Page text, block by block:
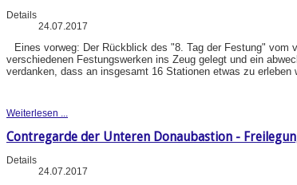
Details
24.07.2017
Eines vorweg: Der Rückblick des "8. Tag der Festung"
verschiedenen Festungswerken ins Zeug gelegt und ein
verdanken, dass an insgesamt 16 Stationen etwas zu erleben
Weiterlesen ...
Contregarde der Unteren Donaubastion -
Details
24.07.2017